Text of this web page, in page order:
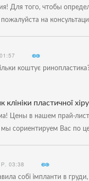
Для того, чтобы
пожалуйста на
коштує
клініки пластичної
Цены в нашем прай-
сориентируем Вас по
03:38
собі імпланти в